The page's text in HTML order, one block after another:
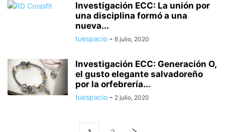
Investigación ECC: La unión por
una disciplina formó a una
nueva...
tuespacio - 6 julio, 2020
Investigación ECC: Generación O,
el gusto elegante salvadoreño
por la orfebrería...
tuespacio - 2 julio, 2020